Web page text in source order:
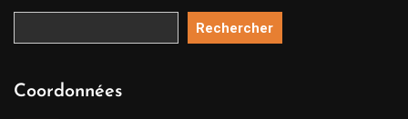
Rechercher
Coordonnées